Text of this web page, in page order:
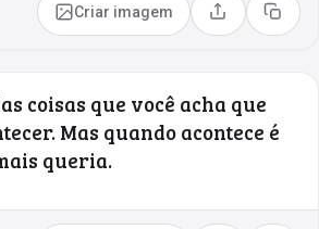
Criar imagem Compartilhar
Copiar
coisas que você acha que
Mas quando acontece é
queria.